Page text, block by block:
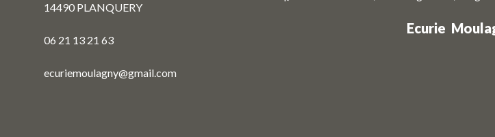
14490 PLANQUERY
06 21 13 21 63
ecuriemoulagny@gmail.com
Ecurie